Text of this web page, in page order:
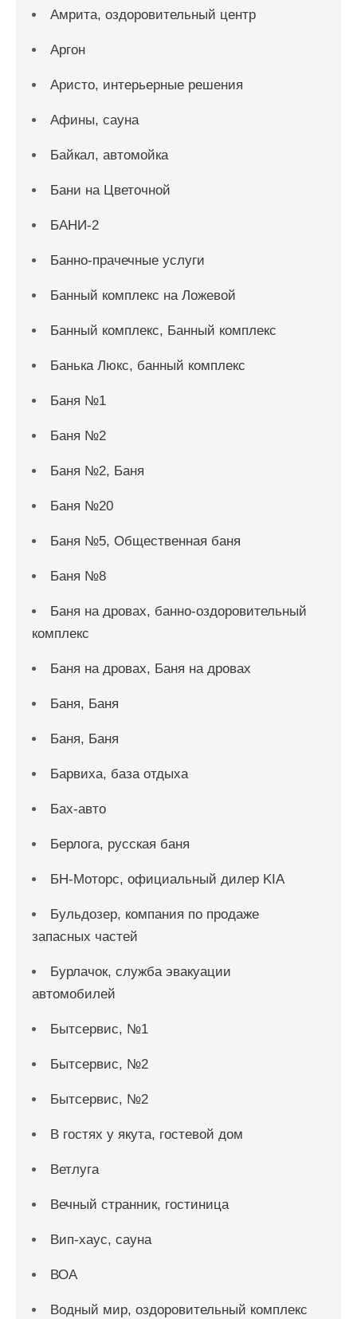
Амрита, оздоровительный центр
Аргон
Аристо, интерьерные решения
Афины, сауна
Байкал, автомойка
Бани на Цветочной
БАНИ-2
Банно-прачечные услуги
Банный комплекс на Ложевой
Банный комплекс, Банный комплекс
Банька Люкс, банный комплекс
Баня №1
Баня №2
Баня №2, Баня
Баня №20
Баня №5, Общественная баня
Баня №8
Баня на дровах, банно-оздоровительный
комплекс
Баня на дровах, Баня на дровах
Баня, Баня
Баня, Баня
Барвиха, база отдыха
Бах-авто
Берлога, русская баня
БН-Моторс, официальный дилер KIA
Бульдозер, компания по продаже
запасных частей
Бурлачок, служба эвакуации
автомобилей
Бытсервис, №1
Бытсервис, №2
Бытсервис, №2
В гостях у якута, гостевой дом
Ветлуга
Вечный странник, гостиница
Вип-хаус, сауна
ВОА
Водный мир, оздоровительный комплекс